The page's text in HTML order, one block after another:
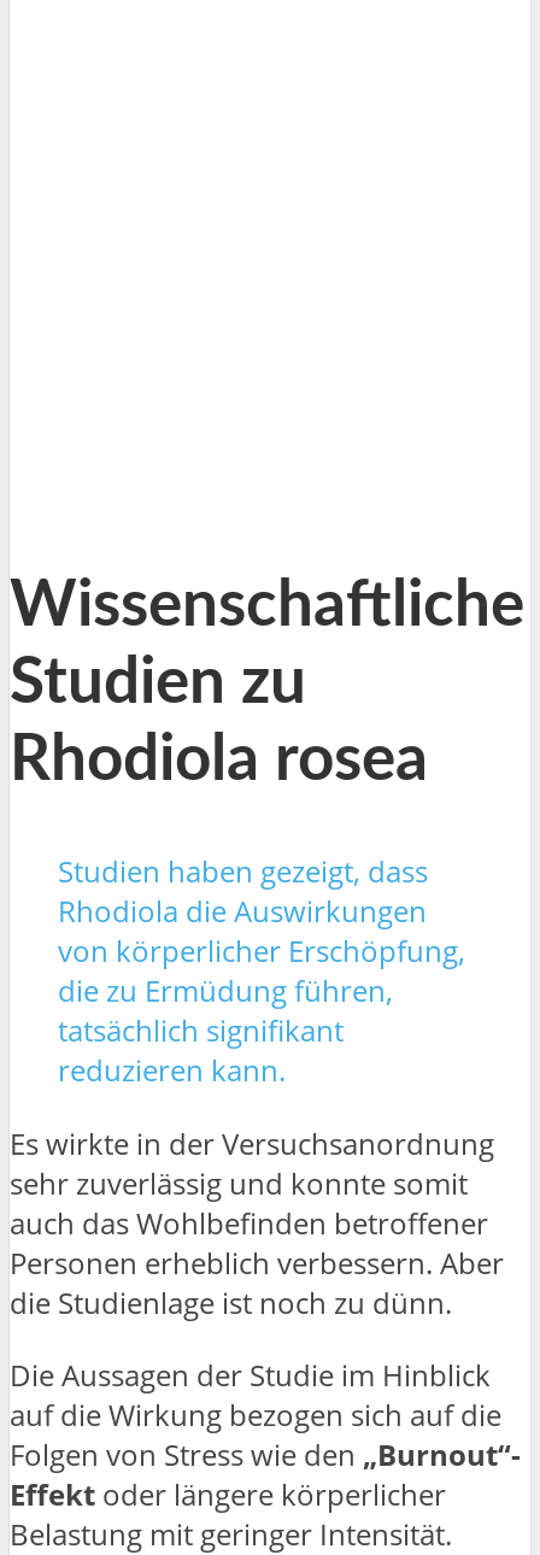
Wissenschaftliche
Studien zu
Rhodiola rosea
Studien haben gezeigt, dass
Rhodiola die Auswirkungen
von körperlicher Erschöpfung,
die zu Ermüdung führen,
tatsächlich signifikant
reduzieren kann.
Es wirkte in der Versuchsanordnung
sehr zuverlässig und konnte somit
auch das Wohlbefinden betroffener
Personen erheblich verbessern. Aber
die Studienlage ist noch zu dünn.
Die Aussagen der Studie im Hinblick
auf die Wirkung bezogen sich auf die
Folgen von Stress wie den „Burnout“-
Effekt oder längere körperlicher
Belastung mit geringer Intensität.